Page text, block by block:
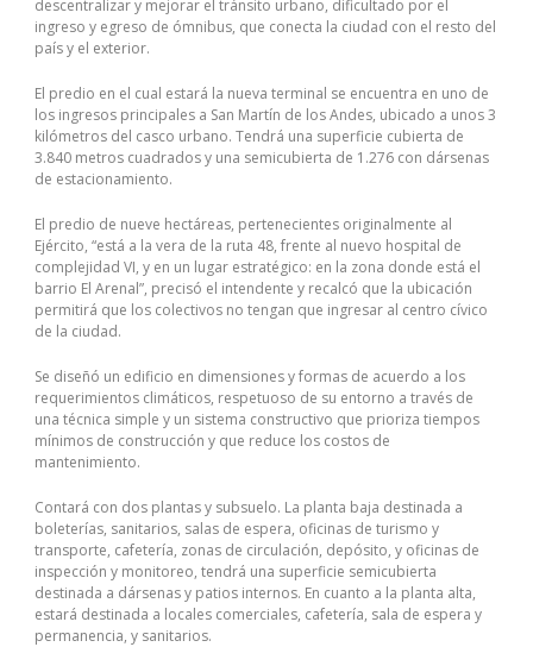
descentralizar y mejorar el tránsito urbano, dificultado por el
ingreso y egreso de ómnibus, que conecta la ciudad con el resto del
país y el exterior.
El predio en el cual estará la nueva terminal se encuentra en uno de
los ingresos principales a San Martín de los Andes, ubicado a unos 3
kilómetros del casco urbano. Tendrá una superficie cubierta de
3.840 metros cuadrados y una semicubierta de 1.276 con dársenas
de estacionamiento.
El predio de nueve hectáreas, pertenecientes originalmente al
Ejército, “está a la vera de la ruta 48, frente al nuevo hospital de
complejidad VI, y en un lugar estratégico: en la zona donde está el
barrio El Arenal”, precisó el intendente y recalcó que la ubicación
permitirá que los colectivos no tengan que ingresar al centro cívico
de la ciudad.
Se diseñó un edificio en dimensiones y formas de acuerdo a los
requerimientos climáticos, respetuoso de su entorno a través de
una técnica simple y un sistema constructivo que prioriza tiempos
mínimos de construcción y que reduce los costos de
mantenimiento.
Contará con dos plantas y subsuelo. La planta baja destinada a
boleterías, sanitarios, salas de espera, oficinas de turismo y
transporte, cafetería, zonas de circulación, depósito, y oficinas de
inspección y monitoreo, tendrá una superficie semicubierta
destinada a dársenas y patios internos. En cuanto a la planta alta,
estará destinada a locales comerciales, cafetería, sala de espera y
permanencia, y sanitarios.